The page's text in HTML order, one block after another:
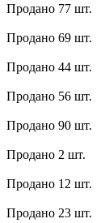
Продано 77 шт.
Продано 69 шт.
Продано 44 шт.
Продано 56 шт.
Продано 90 шт.
Продано 2 шт.
Продано 12 шт.
Продано 23 шт.